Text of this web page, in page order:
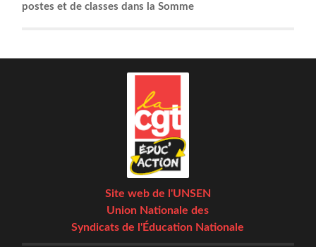
postes et de classes dans la Somme
Site web de l'UNSEN
Union Nationale des
Syndicats de l'Éducation Nationale